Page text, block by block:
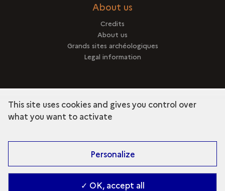
About us
Credits
About us
Grands sites archéologiques
Legal information
Discover the collection
This site uses cookies and gives you control over
what you want to activate
Personalize
✓ OK, accept all